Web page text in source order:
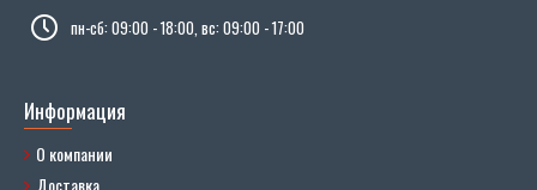
пн-сб: 09:00 - 18:00, вс: 09:00 - 17:00
Информация
О компании
Доставка